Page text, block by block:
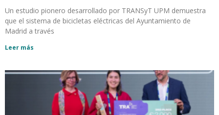
Un estudio pionero desarrollado por TRANSyT UPM demuestra
que el sistema de bicicletas eléctricas del Ayuntamiento de
Madrid a través
Leer más